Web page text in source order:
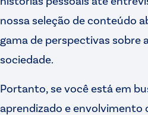
nossa seleção de conteúdo
gama de perspectivas sobre
sociedade.
Portanto, se você está em
aprendizado e envolvimento